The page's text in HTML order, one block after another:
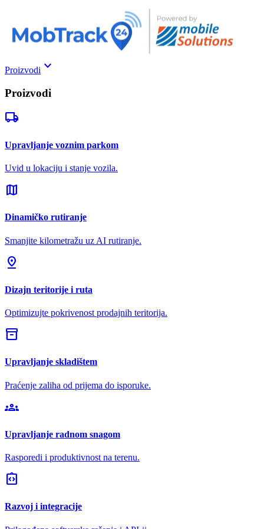
Proizvodi keyboard_arrow_down
Proizvodi
local_shipping
Upravljanje voznim parkom
Uvid u lokaciju i stanje vozila.
map
Dinamičko rutiranje
Smanjite kilometražu uz AI rutiranje.
pin_drop
Dizajn teritorije i ruta
Optimizujte pokrivenost prodajnih teritorija.
inventory_2
Upravljanje skladištem
Praćenje zaliha od prijema do isporuke.
groups
Upravljanje radnom snagom
Rasporedi i produktivnost na terenu.
integration_instructions
Razvoj i integracije